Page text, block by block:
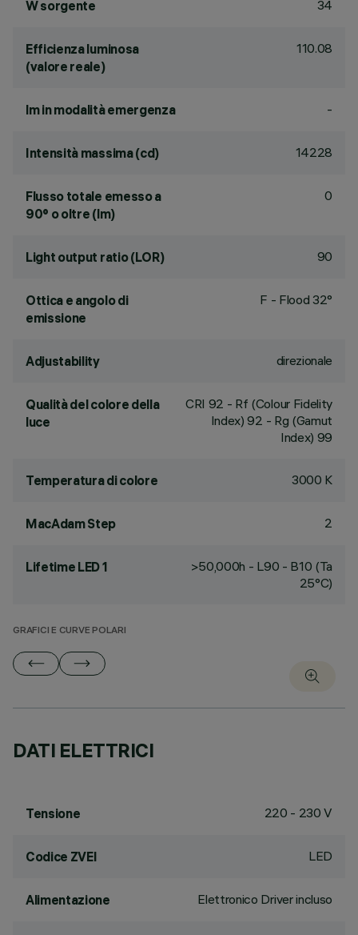
W sorgente 34
Efficienza luminosa
(valore reale)
110.08
lm in modalità emergenza -
Intensità massima (cd) 14228
Flusso totale emesso a
90° o oltre (lm)
0
Light output ratio (LOR) 90
Ottica e angolo di
emissione
F - Flood 32°
Adjustability direzionale
Qualità del colore della
luce
CRI 92 - Rf (Colour Fidelity
Index) 92 - Rg (Gamut
Index) 99
Temperatura di colore 3000 K
MacAdam Step 2
Lifetime LED 1
>50,000h - L90 - B10 (Ta
25°C)
GRAFICI E CURVE POLARI
DATI ELETTRICI
Tensione 220 - 230 V
Codice ZVEI LED
Alimentazione Elettronico Driver incluso